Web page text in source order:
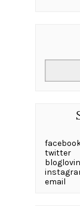
twitter
bloglovin
email